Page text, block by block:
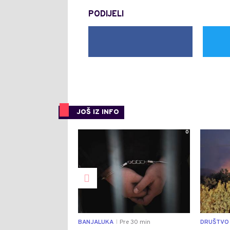
PODIJELI
JOŠ IZ INFO
0
BANJALUKA Pre 30 min DRUŠTVO